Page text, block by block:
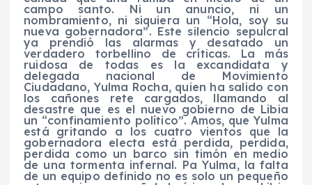
campo santo. Ni un anuncio, ni un
nombramiento, ni siquiera un “Hola, soy su
nueva gobernadora”. Este silencio sepulcral
ya prendió las alarmas y desatado un
verdadero torbellino de críticas. La más
ruidosa de todas es la excandidata y
delegada nacional de Movimiento
Ciudadano, Yulma Rocha, quien ha salido con
los cañones rete cargados, llamando al
desastre que es el nuevo gobierno de Libia
un “confinamiento político”. Amos, que Yulma
está gritando a los cuatro vientos que la
gobernadora electa está perdida, perdida,
perdida como un barco sin timón en medio
de una tormenta infernal. Pa Yulma, la falta
de un equipo definido no es solo un pequeño